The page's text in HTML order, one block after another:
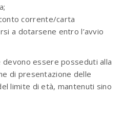
corrente/carta
a dotarsene entro l’avvio
essere posseduti alla
di presentazione delle
limite di età, mantenuti sino